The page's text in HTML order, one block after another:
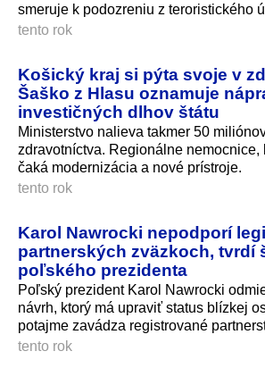
smeruje k podozreniu z teroristické­ho
tento rok
Košický kraj si pýta svoje v
Šaško z Hlasu oznamuje
investičných dlhov štátu
Ministerstvo nalieva takmer 50
zdravotníctva. Regionálne nemocnice,
čaká modernizácia a nové prístroje.
tento rok
Karol Nawrocki nepodporí
partnerských zväzkoch, tvrdí
poľského prezidenta
Poľský prezident Karol Nawrocki
návrh, ktorý má upraviť status blízkej
potajme zavádza registrované
tento rok